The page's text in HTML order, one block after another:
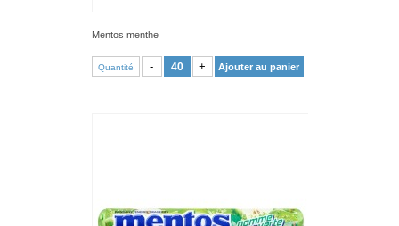
Mentos menthe
Quantité - + Ajouter au panier